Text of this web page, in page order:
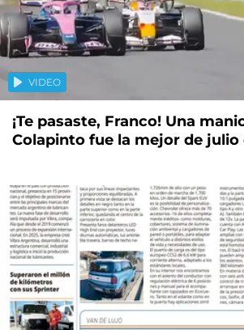
VIDEO
¡Te pasaste, Franco! Una
Colapinto fue la mejor de julio